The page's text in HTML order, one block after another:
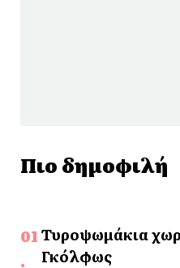
Πιο δημοφιλή
Τυροψωμάκια
Γκόλφως